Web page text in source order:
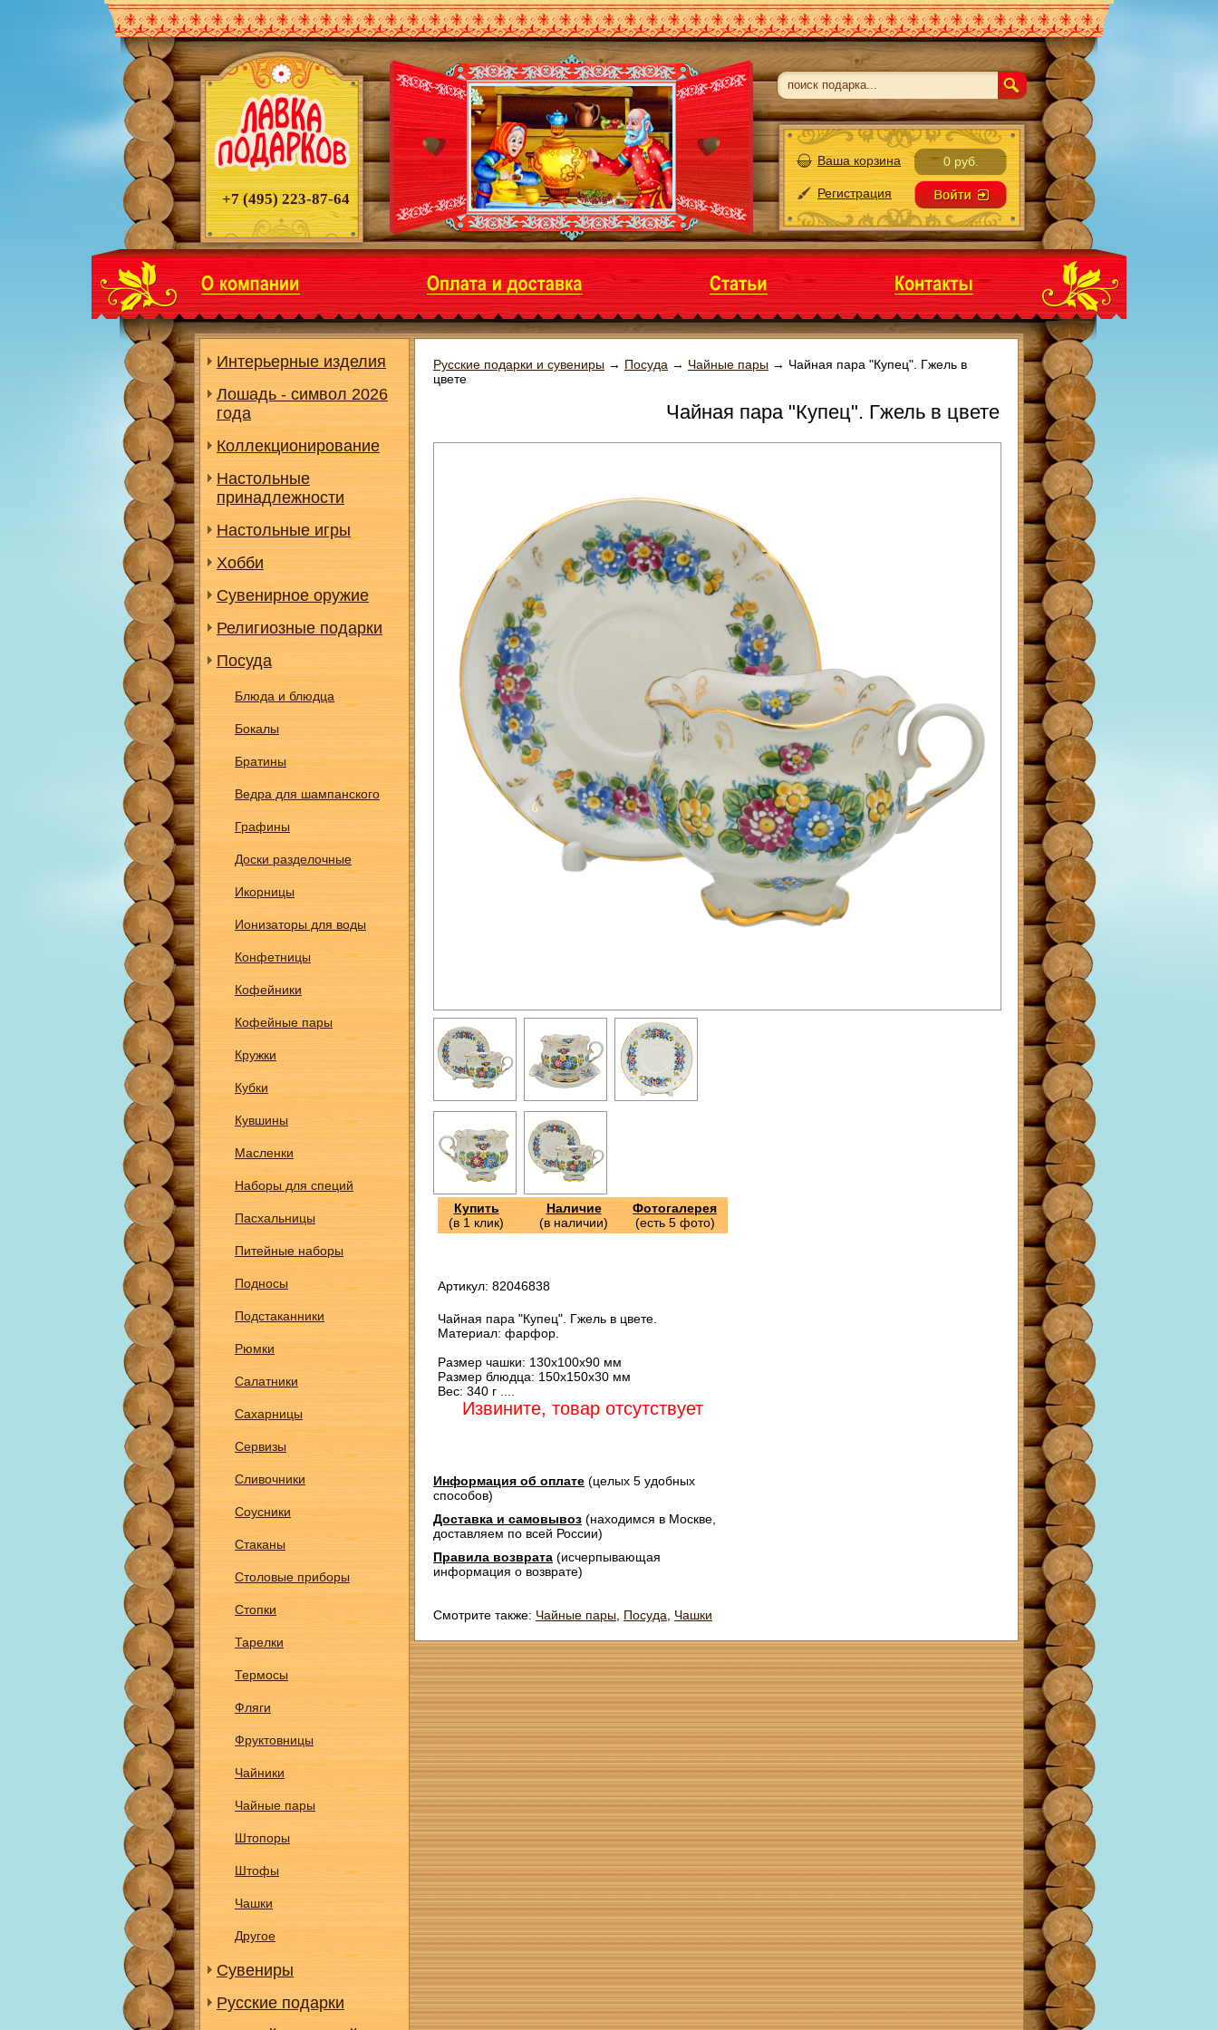
+7 (495) 223-87-64
Ваша корзина 0 руб.
Регистрация
Интерьерные изделия
Лошадь - символ 2026
года
Коллекционирование
Настольные
принадлежности
Настольные игры
Хобби
Сувенирное оружие
Религиозные подарки
Посуда
Блюда и блюдца
Бокалы
Братины
Ведра для шампанского
Графины
Доски разделочные
Икорницы
Ионизаторы для воды
Конфетницы
Кофейники
Кофейные пары
Кружки
Кубки
Кувшины
Масленки
Наборы для специй
Пасхальницы
Питейные наборы
Подносы
Подстаканники
Рюмки
Салатники
Сахарницы
Сервизы
Сливочники
Соусники
Стаканы
Столовые приборы
Стопки
Тарелки
Термосы
Фляги
Фруктовницы
Чайники
Чайные пары
Штопоры
Штофы
Чашки
Другое
Сувениры
Русские подарки
Русские подарки и сувениры → Посуда → Чайные пары → Чайная пара "Купец". Гжель в
цвете
Чайная пара "Купец". Гжель в цвете
Купить
(в 1 клик)
Наличие
(в наличии)
Фотогалерея
(есть 5 фото)
Артикул: 82046838
Чайная пара "Купец". Гжель в цвете.
Материал: фарфор.
Размер чашки: 130х100х90 мм
Размер блюдца: 150х150х30 мм
Вес: 340 г ....
Извините, товар отсутствует
Информация об оплате (целых 5 удобных
способов)
Доставка и самовывоз (находимся в Москве,
доставляем по всей России)
Правила возврата (исчерпывающая
информация о возврате)
Смотрите также: Чайные пары Посуда Чашки